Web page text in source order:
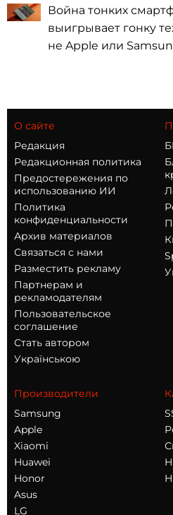
Война тонких
выигрывает гонку
не Apple или
О сайте
Редакция
Редакционная политика
Предостережения по
использованию ИИ
Политика
конфиденциальности
Архив материалов
Связаться с нами
Разместить рекламу
Партнерам и
рекламодателям
Пользовательское
соглашение
Стать автором
Українською
Производители
Samsung
Apple
Xiaomi
Huawei
Honor
Asus
LG